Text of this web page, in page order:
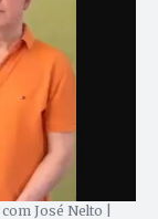
José Nelto |